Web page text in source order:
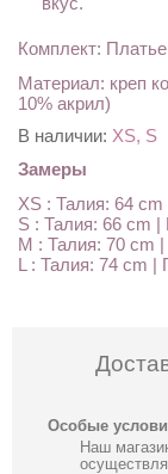
Комплект: Платье
Материал: креп
10% акрил)
В наличии: XS, S
Замеры
XS : Талия: 64
S : Талия: 66 cm
M : Талия: 70 cm
L : Талия: 74 cm |
Особые
Наш